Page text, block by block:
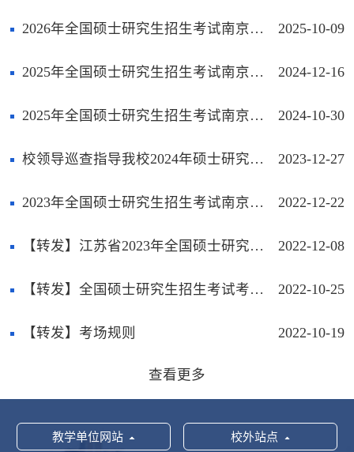
2025-10-09
2026年全国硕士研究生招生考试南京财经大学报考点（3229）网上报名公告
2024-12-16
2025年全国硕士研究生招生考试南京财经大学考点考生须知
2024-10-30
2025年全国硕士研究生招生考试南京财经大学报考点（3229）网上确认考生须知
2023-12-27
校领导巡查指导我校2024年硕士研究生招生考试工作
2022-12-22
2023年全国硕士研究生招生考试南京财经大学报考点（3229）考生须知
2022-12-08
【转发】江苏省2023年全国硕士研究生招生考试考生借考公告
2022-10-25
【转发】全国硕士研究生招生考试考生诚信考试承诺书
2022-10-19
【转发】考场规则
查看更多
教学单位网站 校外站点